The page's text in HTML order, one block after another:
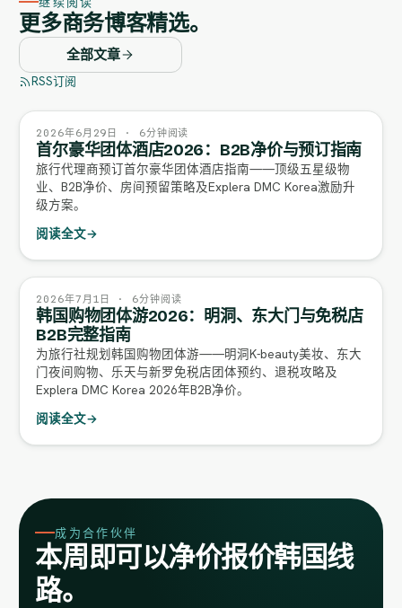
更多商务博客精选。
全部文章
RSS订阅
2026年6月29日 · 6分钟阅读
首尔豪华团体酒店2026：B2B净价与预订指南
旅行代理商预订首尔豪华团体酒店指南——顶级五星级物
业、B2B净价、房间预留策略及Explera DMC Korea激励升
级方案。
阅读全文→
2026年7月1日 · 6分钟阅读
韩国购物团体游2026：明洞、东大门与免税店
B2B完整指南
为旅行社规划韩国购物团体游——明洞K-beauty美妆、东大
门夜间购物、乐天与新罗免税店团体预约、退税攻略及
Explera DMC Korea 2026年B2B净价。
阅读全文→
成为合作伙伴
本周即可以净价报价韩国线
路。